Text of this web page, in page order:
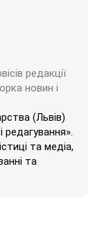
редакції
новин і
(Львів)
редагування».
та медіа,
та